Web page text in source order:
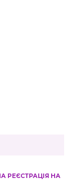
РЕЄСТРАЦІЯ НА